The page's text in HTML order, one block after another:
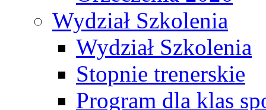
Wydział Szkolenia
Wydział Szkolenia
Stopnie trenerskie
Program dla klas